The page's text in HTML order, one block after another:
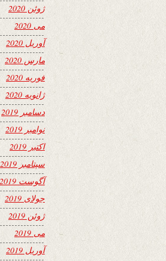
ژوئن 2020
می 2020
آوریل 2020
مارس 2020
فوریه 2020
ژانویه 2020
دسامبر 2019
نوامبر 2019
اکتبر 2019
سپتامبر 2019
آگوست 2019
جولای 2019
ژوئن 2019
می 2019
آوریل 2019